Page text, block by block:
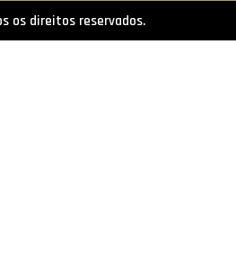
os direitos reservados.